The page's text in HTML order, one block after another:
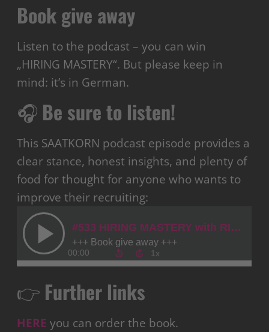
Book give away
Listen to the podcast – you can win
„HIRING MASTERY“. But please keep in
mind: it’s in German.
🎧 Be sure to listen!
This SAATKORN podcast episode provides a
clear stance, honest insights, and plenty of
food for thought for anyone who wants to
improve their recruiting:
👉 Further links
HERE you can order the book.